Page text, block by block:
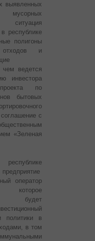
выявленных
мусорных
республике
полигоны
и
ведется
инвестора
по
бытовых
с
«Зеленая
оператор
будет
политики в
в том